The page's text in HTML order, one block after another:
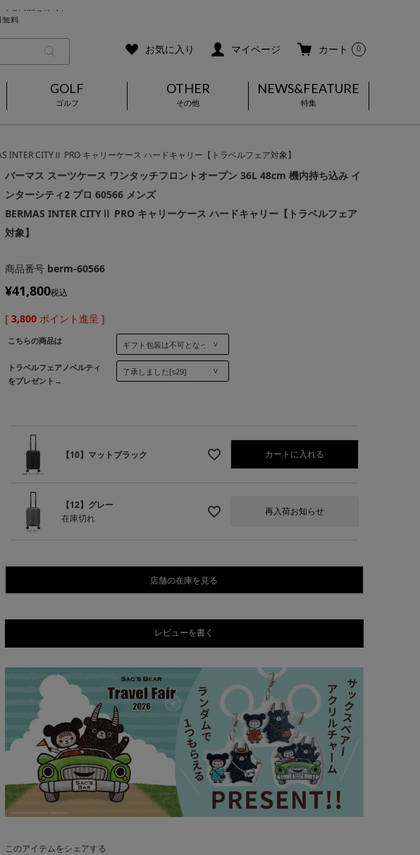
料
せ商品を除く）
お気に入り マイページ カート 0
GOLF
ゴルフ
OTHER
その他
NEWS&FEATURE
特集
CITYⅡ PRO キャリーケース ハードキャリー【トラベルフェア対象】
【10】マットブラック
バーマス スーツケース ワンタッチフロントオープン 36L 48cm 機内持ち込み イ
ンターシティ2 プロ 60566 メンズ
BERMAS INTER CITYⅡ PRO キャリーケース ハードキャリー【トラベルフェア
対象】
商品番号 berm-60566
¥41,800税込
[ 3,800 ポイント進呈 ]
こちらの商品は
トラベルフェアノベルティ
をプレゼント→
【10】マットブラック カートに入れる
【12】グレー
在庫切れ
再入荷お知らせ
店舗の在庫を見る
レビューを書く
このアイテムをシェアする